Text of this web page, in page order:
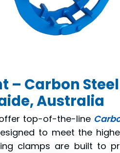
– Carbon
Australia
top-of-the-line
to meet the
clamps are built to